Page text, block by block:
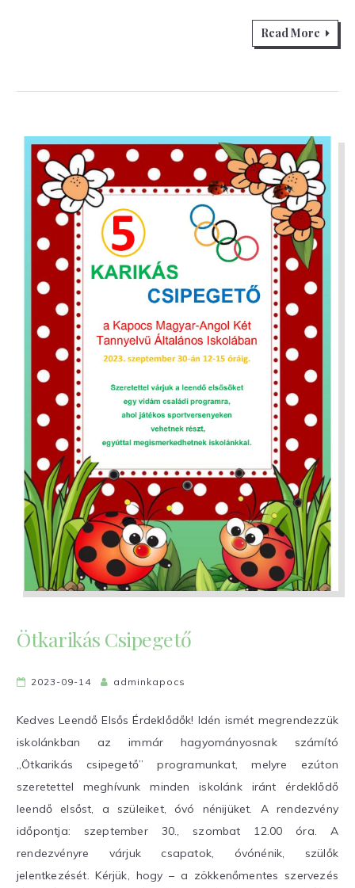
Read More
Ötkarikás Csipegető
2023-09-14 adminkapocs
Kedves Leendő Elsős Érdeklődők! Idén ismét megrendezzük
iskolánkban az immár hagyományosnak számító
„Ötkarikás csipegető” programunkat, melyre ezúton
szeretettel meghívunk minden iskolánk iránt érdeklődő
leendő elsőst, a szüleiket, óvó nénijüket. A rendezvény
időpontja: szeptember 30., szombat 12.00 óra. A
rendezvényre várjuk csapatok, óvónénik, szülők
jelentkezését. Kérjük, hogy – a zökkenőmentes szervezés